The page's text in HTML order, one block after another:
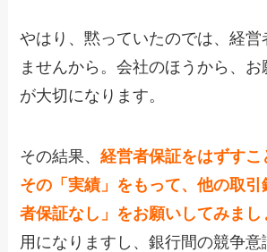
やはり、黙っていたのでは、経営
ませんから。会社のほうから、お
が大切になります。
その結果、経営者保証をはずすこ
その「実績」をもって、他の取
者保証なし」をお願いしてみまし
用になりますし、銀行間の競争意